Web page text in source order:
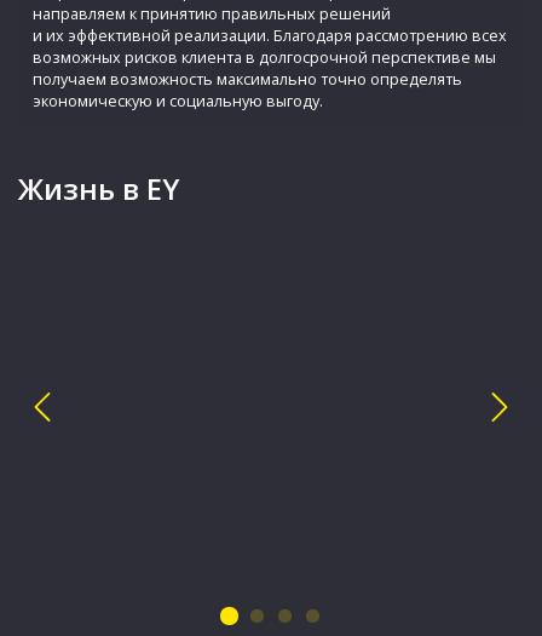
направляем к принятию правильных решений
и их эффективной реализации. Благодаря рассмотрению всех
возможных рисков клиента в долгосрочной перспективе мы
получаем возможность максимально точно определять
экономическую и социальную выгоду.
Жизнь в EY